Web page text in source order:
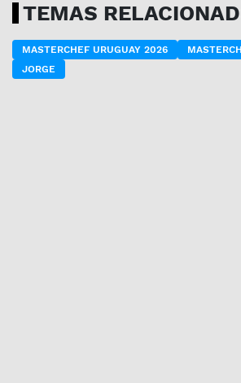
TEMAS
MASTERCHEF URUGUAY 2026
JORGE